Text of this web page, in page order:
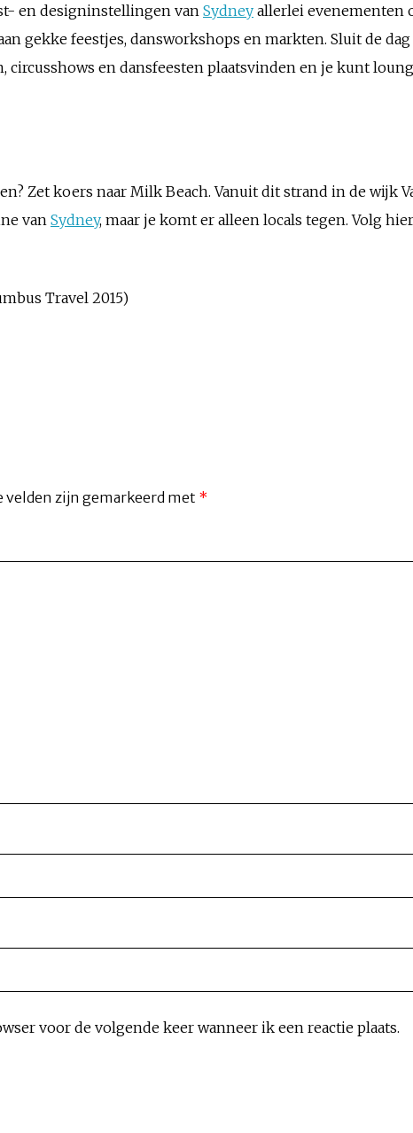
en designinstellingen van Sydney allerlei evenementen
gekke feestjes, dansworkshops en markten. Sluit de dag
en dansfeesten plaatsvinden en je kunt
Zet koers naar Milk Beach. Vanuit dit strand in de wijk
van Sydney, maar je komt er alleen locals tegen. Volg
Travel 2015)
velden zijn gemarkeerd met *
voor de volgende keer wanneer ik een reactie plaats.